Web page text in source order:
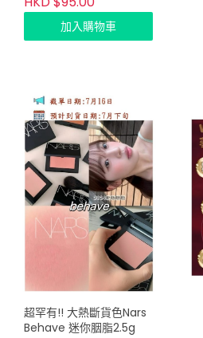
加入購物車
超罕有!! 大熱斷貨色Nars
Behave 迷你胭脂2.5g